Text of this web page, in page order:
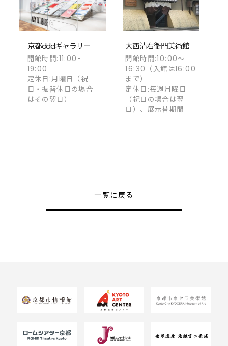
京都dddギャラリー
開館時間:11:00-
19:00
定休日:月曜日（祝
日・振替休日の場合
はその翌日）
大西清右衛門美術館
開館時間:10:00～
16:30（入館は16:00
まで）
定休日:毎週月曜日
（祝日の場合は翌
日）、展示替期間
一覧に戻る